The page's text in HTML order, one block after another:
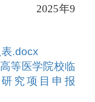
年9
.docx
等医学院校临
究项目申报